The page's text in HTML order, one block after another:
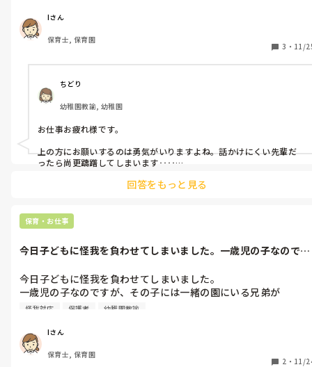
まだそこまで考えに至らず、、。
言われてやることが多く、でも、言っても中途半端と言われてし
まいました…。
できないなら、ここは今日できそうにないのでお願いしてもいい
ですか？とか言っていいんだよ？って言われますが、
どうしても遠慮してしまって、、。
上の方にお願いをする・頼るってどうやればよいのでしょう
Iさん
保育士, 保育園
3 ・ 11/
ちどり
幼稚園教諭, 幼稚園
お仕事お疲れ様です。
上の方にお願いするのは勇気がいりますよね。話かけにくい先輩だ
ったら尚更躊躇してしまいます‥‥
私は、1年目の時に主任とペアでクラスを担当しました。言われるま
ートにメモをしておいて（忘れてしまうので😅）、掃除の時間に聞
いてみたり、明日の準備中に聞いてみたりしました。疑問に思って
ないと思いますので、Iさんの思っていることを正直に伝えてみては
いかがでしょうか？
良いアドバイスをもらえたり解決策が見つかったりするかと思いま
回答をもっと見る
保育・お仕事
今日子どもに怪我を負わせてしまいました。一歳児の子なのです
今日子どもに怪我を負わせてしまいました。
一歳児の子なのですが、その子には一緒の園にいる兄弟が
2人います。3人を幼稚園の先生、私で見ていました。
が、幼稚園の方にいるお姉ちゃんが怪我をしたようで、
絶対怪我をさせちゃいけないって注意を払っていたのにも関わら
ずさせてしまい、お母さんにとっては2人怪我をさせてしま
怪我対応 保護者 幼稚園教諭
Iさん
保育士, 保育園
2 ・ 11/